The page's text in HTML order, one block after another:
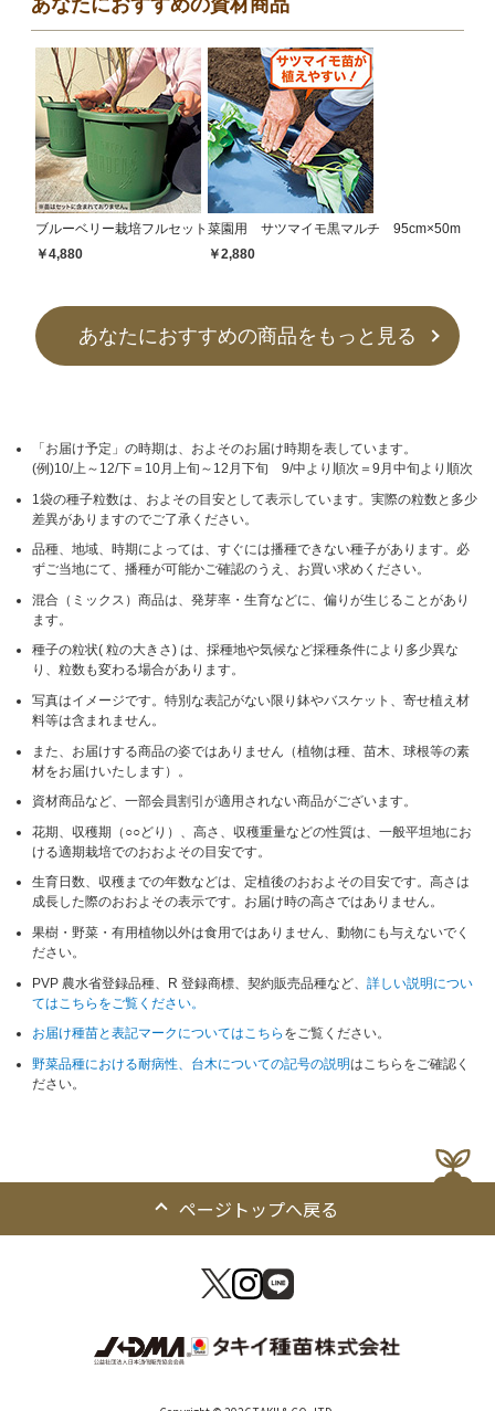
あなたにおすすめの資材商品
ブルーベリー栽培フルセット
￥4,880
菜園用 サツマイモ黒マルチ 95cm×50m
￥2,880
あなたにおすすめの商品をもっと見る
「お届け予定」の時期は、およそのお届け時期を表しています。
(例)10/上～12/下＝10月上旬～12月下旬 9/中より順次＝9月中旬より順次
1袋の種子粒数は、およその目安として表示しています。実際の粒数と多少
差異がありますのでご了承ください。
品種、地域、時期によっては、すぐには播種できない種子があります。必
ずご当地にて、播種が可能かご確認のうえ、お買い求めください。
混合（ミックス）商品は、発芽率・生育などに、偏りが生じることがあり
ます。
種子の粒状( 粒の大きさ) は、採種地や気候など採種条件により多少異な
り、粒数も変わる場合があります。
写真はイメージです。特別な表記がない限り鉢やバスケット、寄せ植え材
料等は含まれません。
また、お届けする商品の姿ではありません（植物は種、苗木、球根等の素
材をお届けいたします）。
資材商品など、一部会員割引が適用されない商品がございます。
花期、収穫期（○○どり）、高さ、収穫重量などの性質は、一般平坦地にお
ける適期栽培でのおおよその目安です。
生育日数、収穫までの年数などは、定植後のおおよその目安です。高さは
成長した際のおおよその表示です。お届け時の高さではありません。
果樹・野菜・有用植物以外は食用ではありません、動物にも与えないでく
ださい。
PVP 農水省登録品種、R 登録商標、契約販売品種など、詳しい説明につい
てはこちらをご覧ください。
お届け種苗と表記マークについてはこちら をご覧ください。
野菜品種における耐病性、台木についての記号の説明はこちらをご確認く
ださい。
ページトップへ戻る